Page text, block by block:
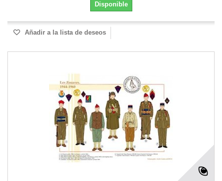
Disponible
Añadir a la lista de deseos